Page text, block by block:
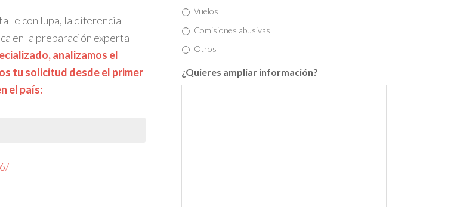
con lupa, la diferencia
en la preparación experta
analizamos el
tu solicitud desde el primer
el país:
Vuelos
Comisiones abusivas
Otros
¿Quieres ampliar información?